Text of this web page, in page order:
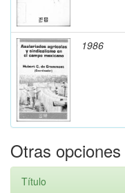
1986
Otras
Título